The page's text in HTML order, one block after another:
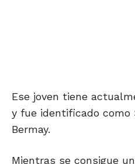
Ese joven tiene
y fue identificado como
Bermay.
Mientras se consigue